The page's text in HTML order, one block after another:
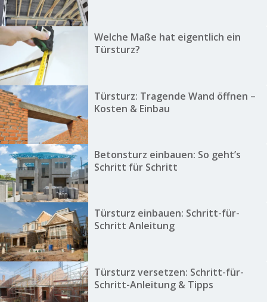
Welche Maße hat eigentlich ein
Türsturz?
Türsturz: Tragende Wand öffnen –
Kosten & Einbau
Betonsturz einbauen: So geht’s
Schritt für Schritt
Türsturz einbauen: Schritt-für-
Schritt Anleitung
Türsturz versetzen: Schritt-für-
Schritt-Anleitung & Tipps